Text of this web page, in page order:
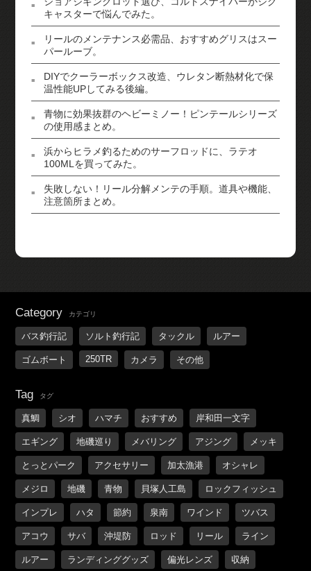
キャスターで悩んでみた。
リールのメンテナンス必需品、おすすめグリスはスー
パールーブ。
DIYでクーラーボックス改造、ウレタン断熱材化で保
温性能UPしてみる後編。
青物に効果抜群のヘビーミノー！ピンテールシリーズ
の使用感まとめ。
浜からヒラメ釣るためのサーフロッドに、ラテオ
100MLを買ってみた。
失敗しない！リール分解メンテの手順。道具や機能、
注意箇所まとめ。
Category カテゴリ
バス釣行記 ソルト釣行記 タックル ルアー
ゴムボート 250TR カメラ その他
Tag タグ
真鯛 シオ ハマチ おすすめ 岸和田一文字
エギング 地磯巡り メバリング アジング メッキ
とっとパーク アクセサリー 加太漁港 オシャレ
メジロ 地磯 青物 貝塚人工島 ロックフィッシュ
インプレ ハタ 節約 泉南 ワインド ツバス
アコウ サバ 沖堤防 ロッド リール ライン
ルアー ランディンググッズ 偏光レンズ 収納